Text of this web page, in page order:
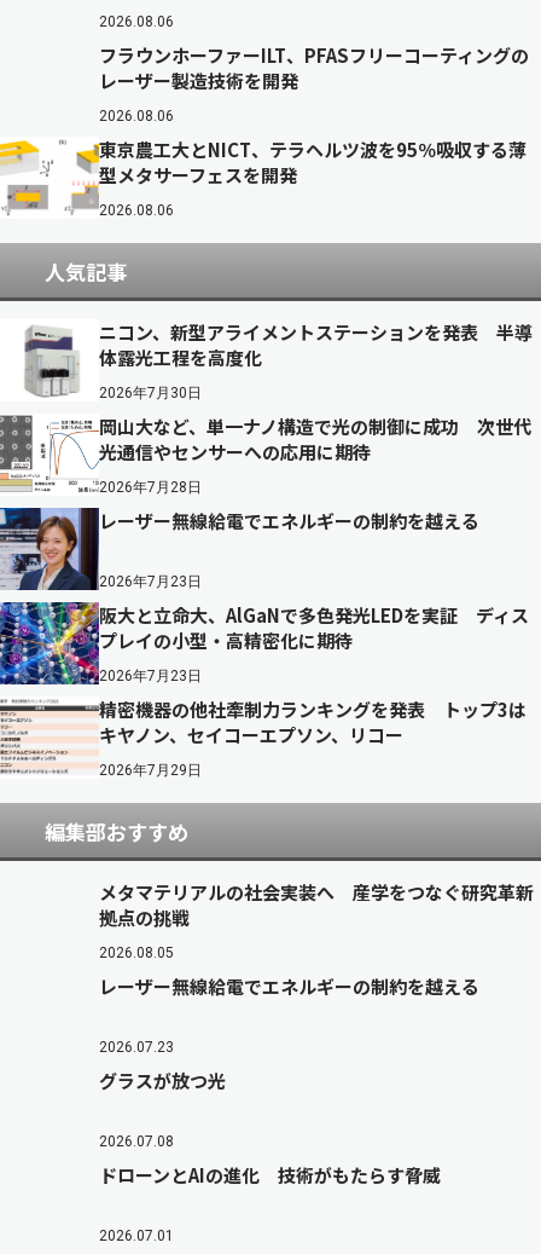
2026.08.06
フラウンホーファーILT、PFASフリーコーティングの
レーザー製造技術を開発
2026.08.06
東京農工大とNICT、テラヘルツ波を95％吸収する薄
型メタサーフェスを開発
2026.08.06
人気記事
ニコン、新型アライメントステーションを発表 半導
体露光工程を高度化
2026年7月30日
岡山大など、単一ナノ構造で光の制御に成功 次世代
光通信やセンサーへの応用に期待
2026年7月28日
レーザー無線給電でエネルギーの制約を越える
2026年7月23日
阪大と立命大、AlGaNで多色発光LEDを実証 ディス
プレイの小型・高精密化に期待
2026年7月23日
精密機器の他社牽制力ランキングを発表 トップ3は
キヤノン、セイコーエプソン、リコー
2026年7月29日
編集部おすすめ
メタマテリアルの社会実装へ 産学をつなぐ研究革新
拠点の挑戦
2026.08.05
レーザー無線給電でエネルギーの制約を越える
2026.07.23
グラスが放つ光
2026.07.08
ドローンとAIの進化 技術がもたらす脅威
2026.07.01